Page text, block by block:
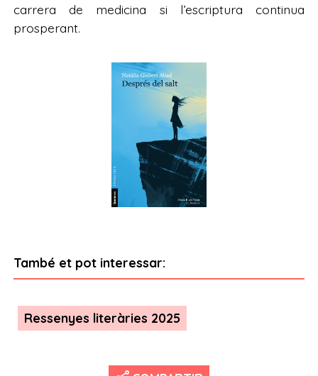
carrera de medicina si l’escriptura continua
prosperant.
També et pot interessar:
Ressenyes literàries 2025